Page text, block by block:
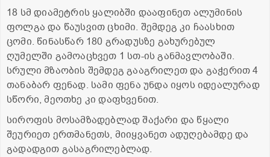
18 სმ დიამეტრის ყალიბში დააფინეთ ალუმინის
ფოლგა და წაუსვით ცხიმი. შემდეგ კი ჩაასხით
ცომი. წინასწარ 180 გრადუსზე გახურებულ
ღუმელში გამოაცხვეთ 1 სთ-ის განმავლობაში.
სრული მზაობის შემდეგ გააგრილეთ და გაჭერით 4
თანაბარ ფენად. სამი ფენა უნდა იყოს იდეალურად
სწორი, მეოთხე კი დაფხვენით.
სიროფის მოსამზადებლად შაქარი და წყალი
შეურიეთ ერთმანეთს, მიიყვანეთ ადუღებამდე და
გადადგით გასაგრილებლად.